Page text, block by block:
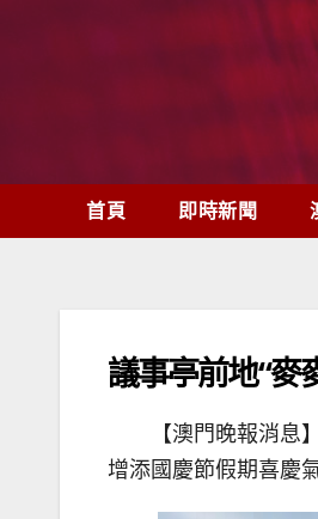
首頁 即時新聞
議事亭前地“麥
【澳門晚報消息
增添國慶節假期喜慶